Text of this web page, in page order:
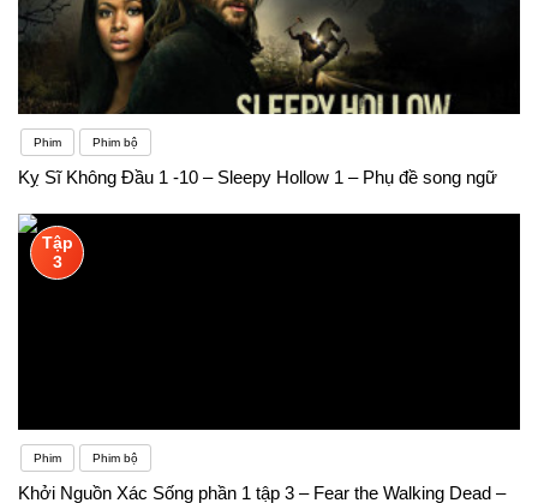
Phim Phim bộ
Kỵ Sĩ Không Đầu 1 -10 – Sleepy Hollow 1 – Phụ đề song ngữ
Tập
3
Phim Phim bộ
Khởi Nguồn Xác Sống phần 1 tập 3 – Fear the Walking Dead –